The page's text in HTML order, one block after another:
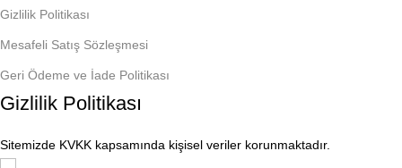
Gizlilik Politikası
Mesafeli Satış Sözleşmesi
Geri Ödeme ve İade Politikası
Gizlilik Politikası
Sitemizde KVKK kapsamında kişisel veriler korunmaktadır.